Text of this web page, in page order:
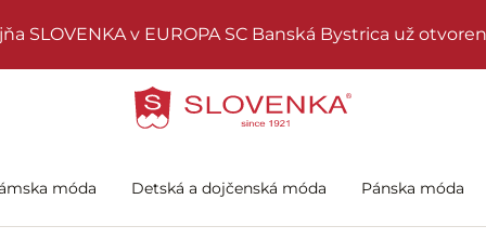
SLOVENKA v EUROPA SC Banská Bystrica už
móda Detská a dojčenská móda Pánska móda